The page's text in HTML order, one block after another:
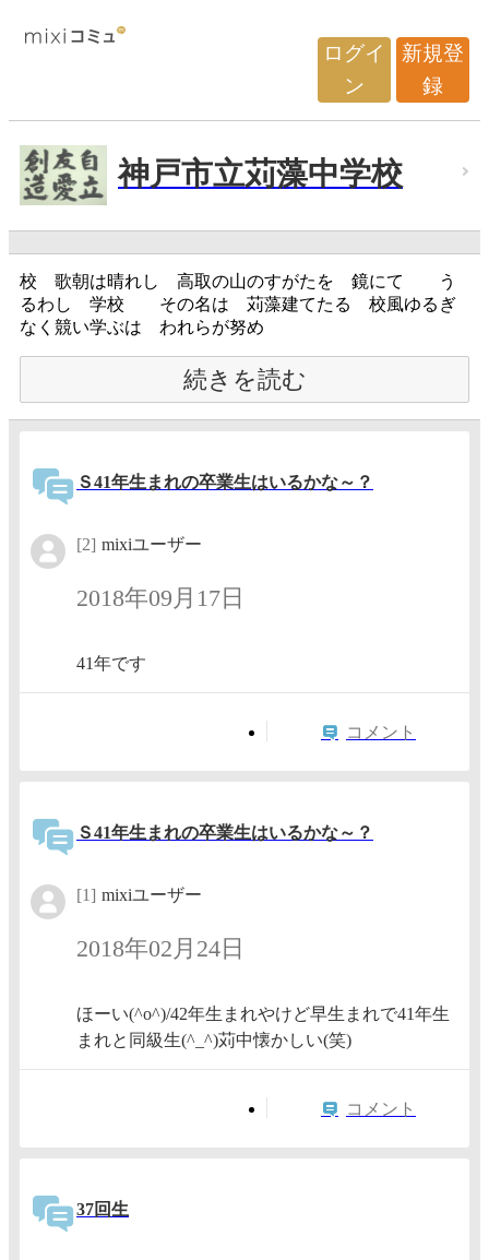
ログイ
ン
新規登
録
神戸市立苅藻中学校
校 歌朝は晴れし 高取の山のすがたを 鏡にて う
るわし 学校 その名は 苅藻建てたる 校風ゆるぎ
なく競い学ぶは われらが努め
続きを読む
Ｓ41年生まれの卒業生はいるかな～？
[2] mixiユーザー
2018年09月17日
41年です
コメント
Ｓ41年生まれの卒業生はいるかな～？
[1] mixiユーザー
2018年02月24日
ほーい(^o^)/42年生まれやけど早生まれで41年生
まれと同級生(^_^)苅中懐かしい(笑)
コメント
37回生